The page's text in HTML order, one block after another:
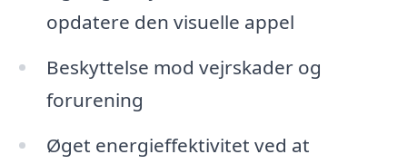
opdatere den visuelle appel
Beskyttelse mod vejrskader og
forurening
Øget energieffektivitet ved at